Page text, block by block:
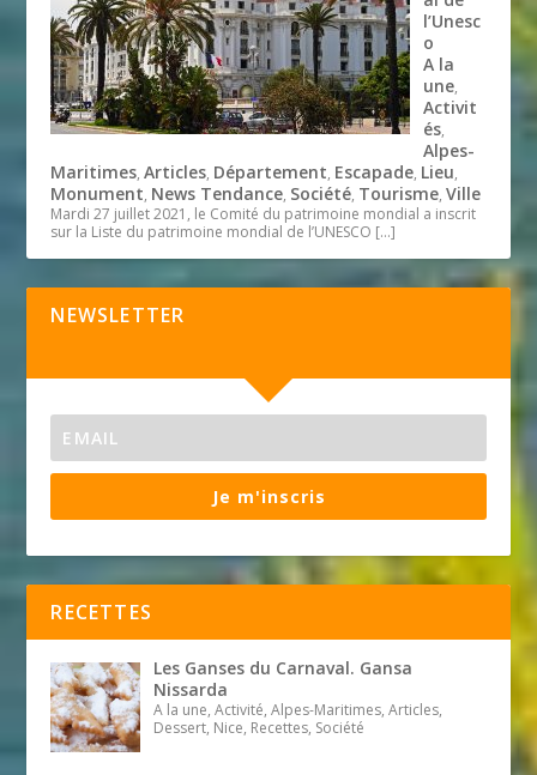
l’Unesc
o
A la
une,
Activit
és,
Alpes-
Maritimes,Articles, Département, Escapade, Lieu,
Monument, News Tendance, Société, Tourisme,Ville
Mardi 27 juillet 2021, le Comité du patrimoine mondial a inscrit
sur la Liste du patrimoine mondial de l’UNESCO […]
NEWSLETTER
Je m'inscris
RECETTES
Les Ganses du Carnaval. Gansa
Nissarda
A la une, Activité, Alpes-Maritimes, Articles,
Dessert, Nice, Recettes, Société